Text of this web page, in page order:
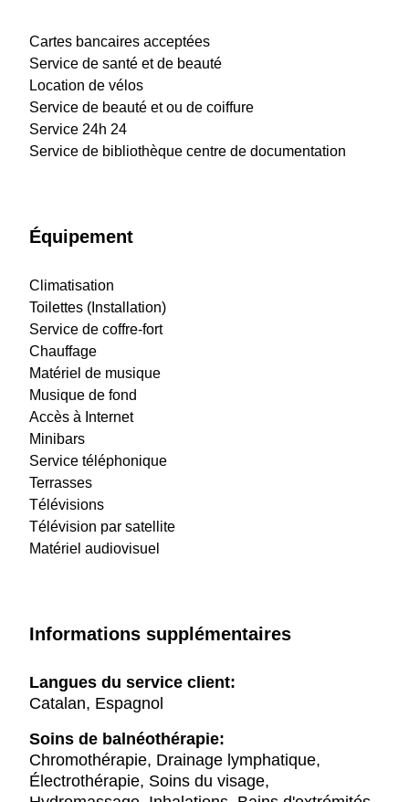
Cartes bancaires acceptées
Service de santé et de beauté
Location de vélos
Service de beauté et ou de coiffure
Service 24h 24
Service de bibliothèque centre de documentation
Équipement
Climatisation
Toilettes (Installation)
Service de coffre-fort
Chauffage
Matériel de musique
Musique de fond
Accès à Internet
Minibars
Service téléphonique
Terrasses
Télévisions
Télévision par satellite
Matériel audiovisuel
Informations supplémentaires
Langues du service client:
Catalan, Espagnol
Soins de balnéothérapie:
Chromothérapie, Drainage lymphatique,
Électrothérapie, Soins du visage,